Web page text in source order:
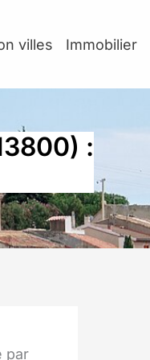
villes Immobilier
:
par